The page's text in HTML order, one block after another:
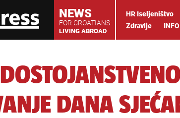
NEWS
FOR CROATIANS
LIVING ABROAD
HR Iseljeništvo
Zdravlje
INFO
DANA